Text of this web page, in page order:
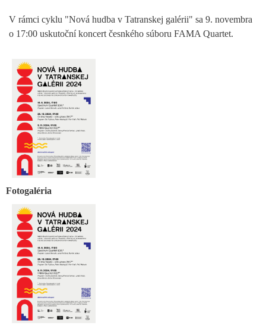
V rámci cyklu "Nová hudba v Tatranskej galérii" sa 9. novembra
o 17:00 uskutoční koncert česnkého súboru FAMA Quartet.
Fotogaléria